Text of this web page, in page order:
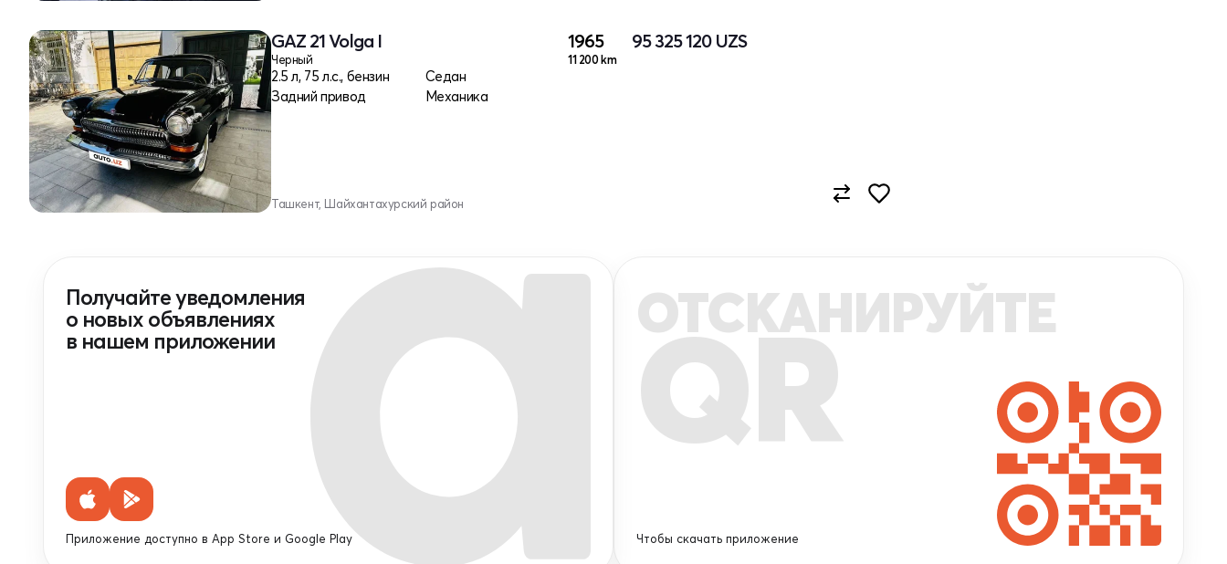
GAZ 21 Volga I
Черный
2.5 л, 75 л.с., бензин
Седан
Задний привод
Механика
1965
11 200 km
95 325 120 UZS
Ташкент, Шайхантахурский район
Получайте уведомления
о новых объявлениях
в нашем приложении
Приложение доступно в App Store и Google Play
ОТСКАНИРУЙТЕ
QR
Чтобы скачать приложение